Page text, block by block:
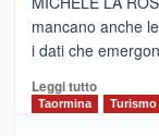
nuovo
tra
e
Zanzibar
mancano anche
i dati che
Leggi tuttoLeggi
Taormina Turismo